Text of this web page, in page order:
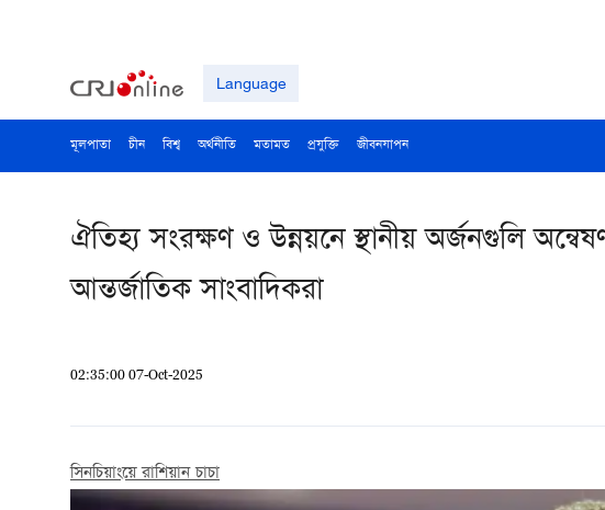
Language
মূলপাতা চীন বিশ্ব অর্থনীতি মতামত প্রযুক্তি জীবনযাপন
ঐতিহ্য সংরক্ষণ ও উন্নয়নে স্থানীয় অর্জনগুলি
আন্তর্জাতিক সাংবাদিকরা
02:35:00 07-Oct-2025
সিনচিয়াংয়ে রাশিয়ান চাচা